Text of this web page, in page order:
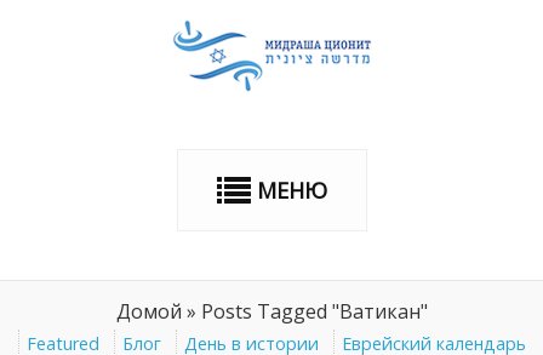
МЕНЮ
Домой » Posts Tagged "Ватикан"
Featured Блог День в истории
Еврейский календарь